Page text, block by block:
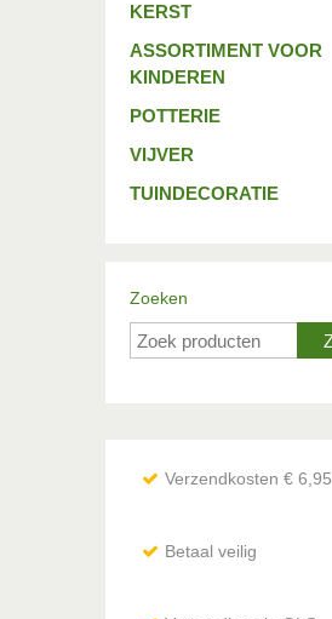
KERST
ASSORTIMENT VOOR
KINDEREN
POTTERIE
VIJVER
TUINDECORATIE
Zoeken
Verzendkosten € 6,95
Betaal veilig